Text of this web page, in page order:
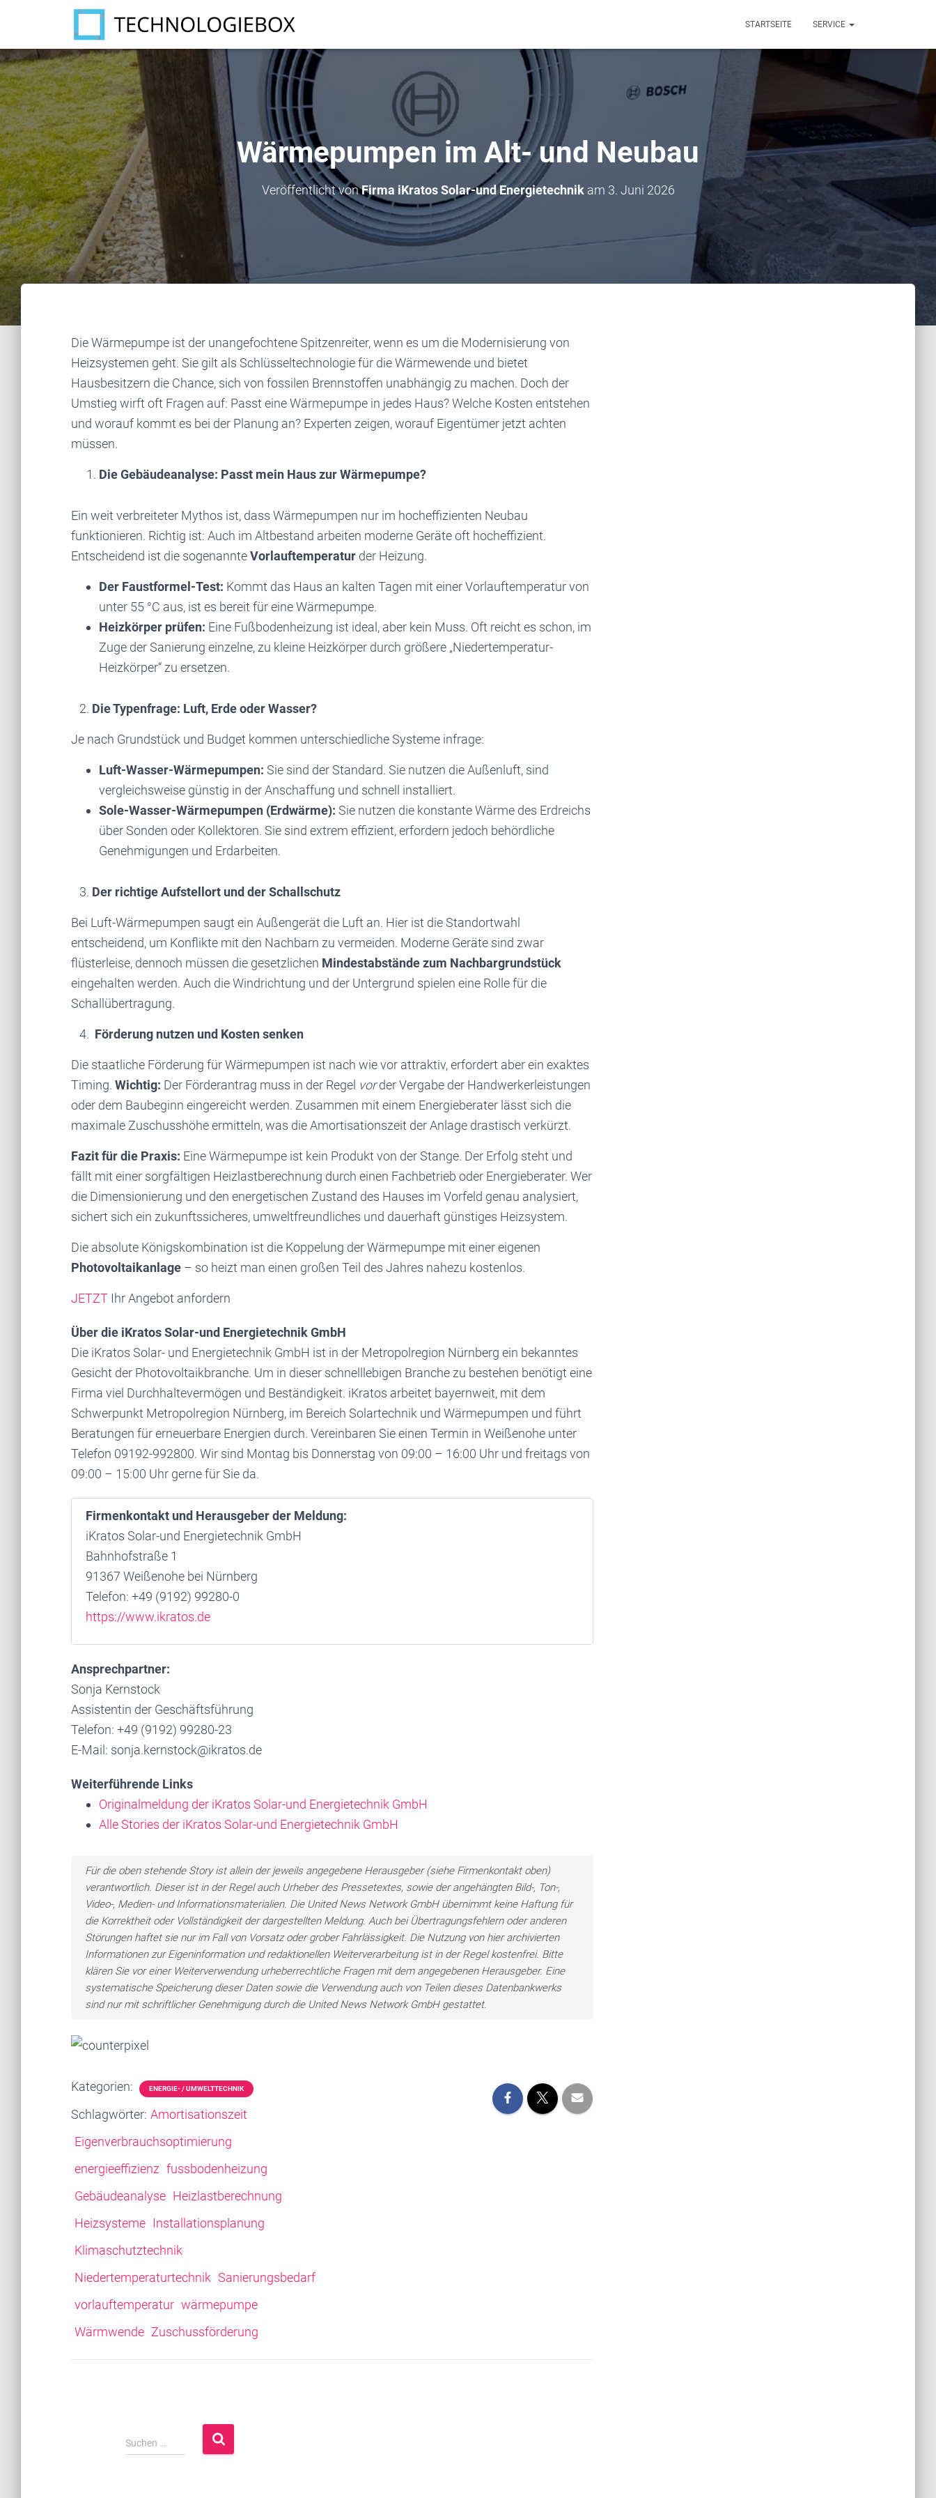
STARTSEITE SERVICE
Wärmepumpen im Alt- und Neubau
Veröffentlicht vonFirma iKratos Solar-und Energietechnikam 3. Juni 2026
Die Wärmepumpe ist der unangefochtene Spitzenreiter, wenn es um die Modernisierung von
Heizsystemen geht. Sie gilt als Schlüsseltechnologie für die Wärmewende und bietet
Hausbesitzern die Chance, sich von fossilen Brennstoffen unabhängig zu machen. Doch der
Umstieg wirft oft Fragen auf: Passt eine Wärmepumpe in jedes Haus? Welche Kosten entstehen
und worauf kommt es bei der Planung an? Experten zeigen, worauf Eigentümer jetzt achten
müssen.
Die Gebäudeanalyse: Passt mein Haus zur Wärmepumpe?
Ein weit verbreiteter Mythos ist, dass Wärmepumpen nur im hocheffizienten Neubau
funktionieren. Richtig ist: Auch im Altbestand arbeiten moderne Geräte oft hocheffizient.
Entscheidend ist die sogenannteVorlauftemperatur der Heizung.
Der Faustformel-Test: Kommt das Haus an kalten Tagen mit einer Vorlauftemperatur von
unter 55 °C aus, ist es bereit für eine Wärmepumpe.
Heizkörper prüfen: Eine Fußbodenheizung ist ideal, aber kein Muss. Oft reicht es schon, im
Zuge der Sanierung einzelne, zu kleine Heizkörper durch größere „Niedertemperatur-
Heizkörper“ zu ersetzen.
2. Die Typenfrage: Luft, Erde oder Wasser?
Je nach Grundstück und Budget kommen unterschiedliche Systeme infrage:
Luft-Wasser-Wärmepumpen: Sie sind der Standard. Sie nutzen die Außenluft, sind
vergleichsweise günstig in der Anschaffung und schnell installiert.
Sole-Wasser-Wärmepumpen (Erdwärme): Sie nutzen die konstante Wärme des Erdreichs
über Sonden oder Kollektoren. Sie sind extrem effizient, erfordern jedoch behördliche
Genehmigungen und Erdarbeiten.
3. Der richtige Aufstellort und der Schallschutz
Bei Luft-Wärmepumpen saugt ein Außengerät die Luft an. Hier ist die Standortwahl
entscheidend, um Konflikte mit den Nachbarn zu vermeiden. Moderne Geräte sind zwar
flüsterleise, dennoch müssen die gesetzlichen Mindestabstände zum Nachbargrundstück
eingehalten werden. Auch die Windrichtung und der Untergrund spielen eine Rolle für die
Schallübertragung.
4. Förderung nutzen und Kosten senken
Die staatliche Förderung für Wärmepumpen ist nach wie vor attraktiv, erfordert aber ein exaktes
Timing. Wichtig: Der Förderantrag muss in der Regel vorder Vergabe der Handwerkerleistungen
oder dem Baubeginn eingereicht werden. Zusammen mit einem Energieberater lässt sich die
maximale Zuschusshöhe ermitteln, was die Amortisationszeit der Anlage drastisch verkürzt.
Fazit für die Praxis: Eine Wärmepumpe ist kein Produkt von der Stange. Der Erfolg steht und
fällt mit einer sorgfältigen Heizlastberechnung durch einen Fachbetrieb oder Energieberater. Wer
die Dimensionierung und den energetischen Zustand des Hauses im Vorfeld genau analysiert,
sichert sich ein zukunftssicheres, umweltfreundliches und dauerhaft günstiges Heizsystem.
Die absolute Königskombination ist die Koppelung der Wärmepumpe mit einer eigenen
Photovoltaikanlage – so heizt man einen großen Teil des Jahres nahezu kostenlos.
JETZT Ihr Angebot anfordern
Über die iKratos Solar-und Energietechnik GmbH
Die iKratos Solar- und Energietechnik GmbH ist in der Metropolregion Nürnberg ein bekanntes
Gesicht der Photovoltaikbranche. Um in dieser schnelllebigen Branche zu bestehen benötigt eine
Firma viel Durchhaltevermögen und Beständigkeit. iKratos arbeitet bayernweit, mit dem
Schwerpunkt Metropolregion Nürnberg, im Bereich Solartechnik und Wärmepumpen und führt
Beratungen für erneuerbare Energien durch. Vereinbaren Sie einen Termin in Weißenohe unter
Telefon 09192-992800. Wir sind Montag bis Donnerstag von 09:00 – 16:00 Uhr und freitags von
09:00 – 15:00 Uhr gerne für Sie da.
Firmenkontakt und Herausgeber der Meldung:
iKratos Solar-und Energietechnik GmbH
Bahnhofstraße 1
91367 Weißenohe bei Nürnberg
Telefon: +49 (9192) 99280-0
https://www.ikratos.de
Ansprechpartner:
Sonja Kernstock
Assistentin der Geschäftsführung
Telefon: +49 (9192) 99280-23
E-Mail: sonja.kernstock@ikratos.de
Weiterführende Links
Originalmeldung der iKratos Solar-und Energietechnik GmbH
Alle Stories der iKratos Solar-und Energietechnik GmbH
Für die oben stehende Story ist allein der jeweils angegebene Herausgeber (siehe Firmenkontakt oben)
verantwortlich. Dieser ist in der Regel auch Urheber des Pressetextes, sowie der angehängten Bild-, Ton-,
Video-, Medien- und Informationsmaterialien. Die United News Network GmbH übernimmt keine Haftung für
die Korrektheit oder Vollständigkeit der dargestellten Meldung. Auch bei Übertragungsfehlern oder anderen
Störungen haftet sie nur im Fall von Vorsatz oder grober Fahrlässigkeit. Die Nutzung von hier archivierten
Informationen zur Eigeninformation und redaktionellen Weiterverarbeitung ist in der Regel kostenfrei. Bitte
klären Sie vor einer Weiterverwendung urheberrechtliche Fragen mit dem angegebenen Herausgeber. Eine
systematische Speicherung dieser Daten sowie die Verwendung auch von Teilen dieses Datenbankwerks
sind nur mit schriftlicher Genehmigung durch die United News Network GmbH gestattet.
Kategorien: ENERGIE- / UMWELTTECHNIK
Schlagwörter: Amortisationszeit
Eigenverbrauchsoptimierung
energieeffizienz fussbodenheizung
Gebäudeanalyse Heizlastberechnung
Heizsysteme Installationsplanung
Klimaschutztechnik
Niedertemperaturtechnik Sanierungsbedarf
vorlauftemperatur wärmepumpe
Wärmwende Zuschussförderung
S
u
Suchen …